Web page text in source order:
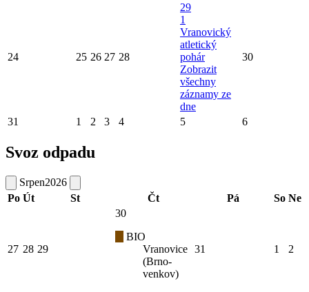
24 25 26 27 28
29
1
Vranovický
atletický
pohár
Zobrazit
všechny
záznamy ze
dne
30
31 1 2 3 4 5 6
Svoz odpadu
Srpen2026
Po Út St Čt Pá So Ne
27 28 29
30
BIO
Vranovice
(Brno-
venkov)
31 1 2